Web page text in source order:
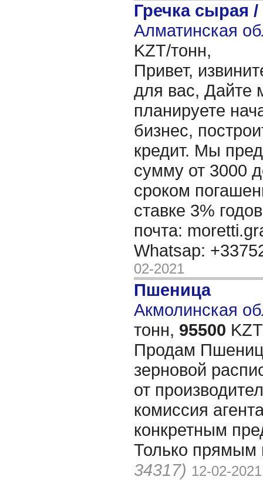
Гречка сырая /
Алматинская
KZT/тонн,
Привет,
для вас, Дайте
планируете
бизнес,
кредит. Мы
сумму от 3000
сроком
ставке 3%
почта:
Whatsap:
02-2021
Пшеница
Акмолинская
тонн, 95500
Продам
зерновой
от
комиссия
конкретным
Только прямым
34317) 12-02-2021